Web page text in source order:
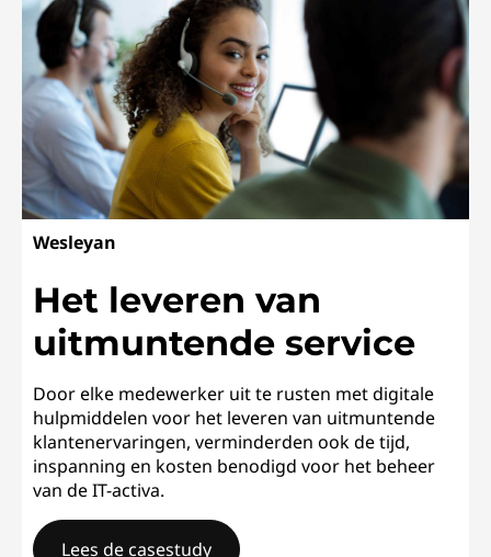
Wesleyan
Het leveren van
uitmuntende service
Door elke medewerker uit te rusten met digitale
hulpmiddelen voor het leveren van uitmuntende
klantenervaringen, verminderden ook de tijd,
inspanning en kosten benodigd voor het beheer
van de IT-activa.
Lees de casestudy